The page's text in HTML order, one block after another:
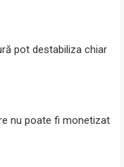
pot destabiliza chiar
nu poate fi monetizat